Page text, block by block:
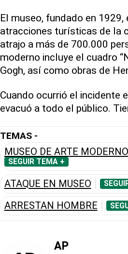
El museo, fundado en
atracciones turísticas de la
atrajo a más de 700.000
moderno incluye el cuadro
Gogh, así como obras de
Cuando ocurrió el incidente
evacuó a todo el público.
TEMAS -
MUSEO DE ARTE
SEGUIR TEMA +
ATAQUE EN MUSEO
ARRESTAN HOMBRE
AP